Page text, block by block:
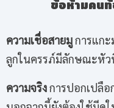
ข้อห้ามคน
ความเชื่อสายมูการแก
ลูกในครรภ์มีลักษณะหั
ความจริงการปอกเปลือ